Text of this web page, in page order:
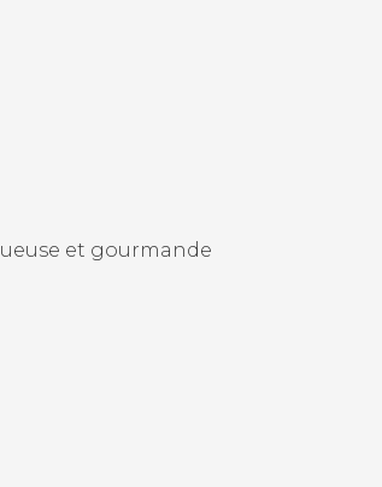
et gourmande